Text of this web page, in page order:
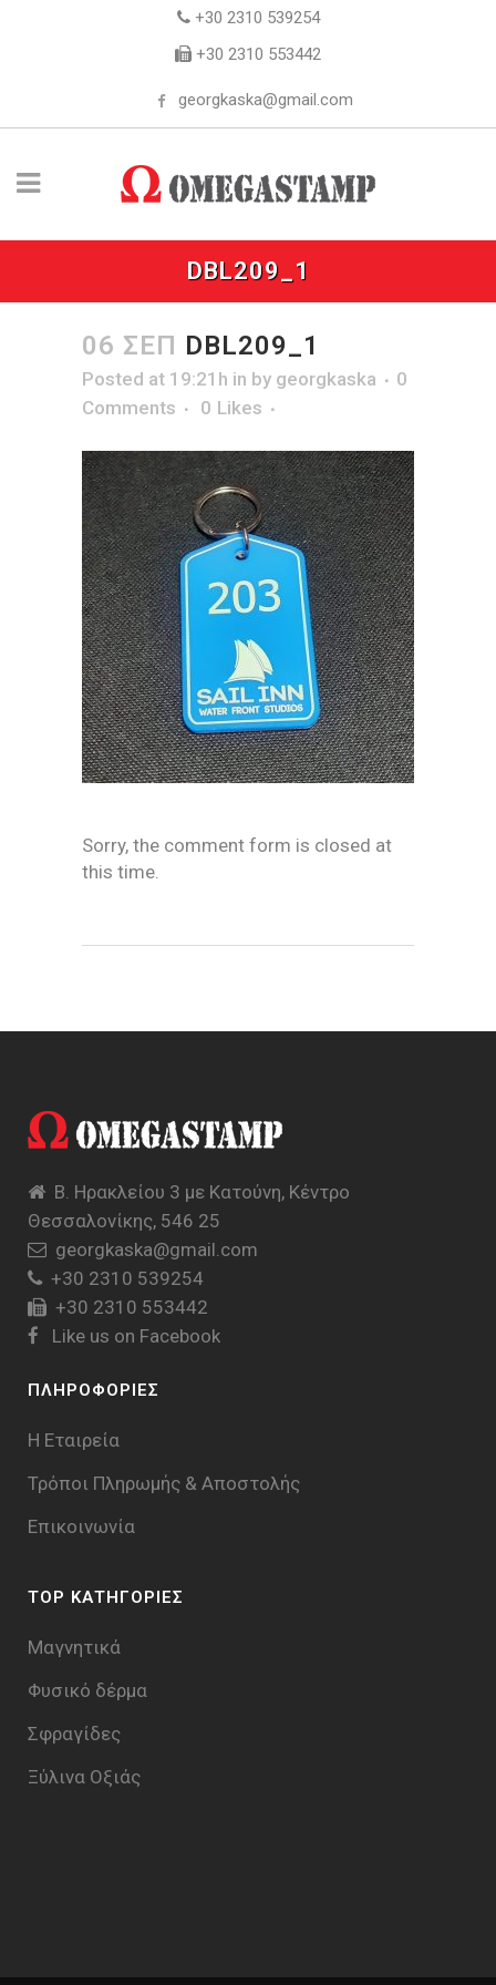
+30 2310 539254
+30 2310 553442
georgkaska@gmail.com
DBL209_1
06 ΣΕΠ DBL209_1
Posted at 19:21h in by georgkaska
0
Comments
0 Likes
Sorry, the comment form is closed at
this time.
Β. Ηρακλείου 3 με Κατούνη, Κέντρο
Θεσσαλονίκης, 546 25
georgkaska@gmail.com
+30 2310 539254
+30 2310 553442
Like us on Facebook
ΠΛΗΡΟΦΟΡΙΕΣ
Η Εταιρεία
Τρόποι Πληρωμής & Aποστολής
Επικοινωνία
TOP ΚΑΤΗΓΟΡΙΕΣ
Μαγνητικά
Φυσικό δέρμα
Σφραγίδες
Ξύλινα Οξιάς